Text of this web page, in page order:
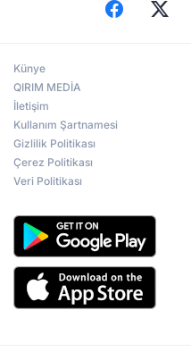
Künye
QIRIM MEDİA
İletişim
Kullanım Şartnamesi
Gizlilik Politikası
Çerez Politikası
Veri Politikası